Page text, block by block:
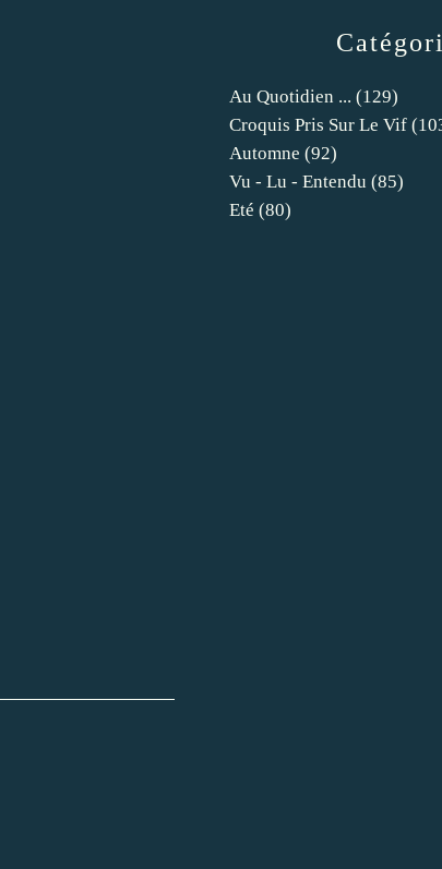
Au Quotidien ... (129)
Croquis Pris Sur Le Vif
Automne (92)
Vu - Lu - Entendu (85)
Eté (80)